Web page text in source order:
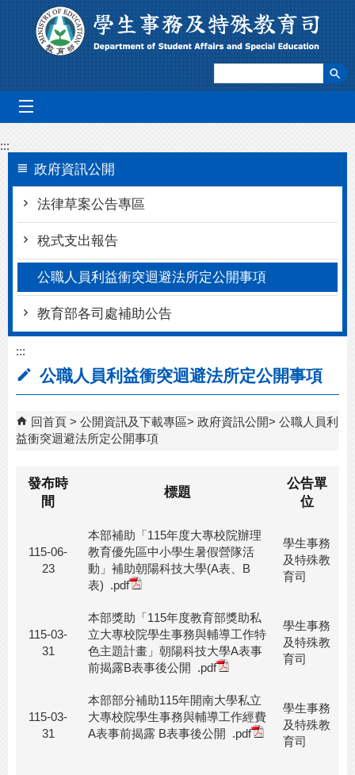
跳到主要內容區塊
:::
政府資訊公開
法律草案公告專區
稅式支出報告
公職人員利益衝突迴避法所定公開事項
教育部各司處補助公告
:::
公職人員利益衝突迴避法所定公開事項
回首頁 公開資訊及下載專區 政府資訊公開
公職人員利
益衝突迴避法所定公開事項
發布時
間
標題
公告單
位
115-06-
23
本部補助「115年度大專校院辦理
教育優先區中小學生暑假營隊活
動」補助朝陽科技大學(A表、B
表) .pdf
學生事務
及特殊教
育司
115-03-
31
本部獎助「115年度教育部獎助私
立大專校院學生事務與輔導工作特
色主題計畫」朝陽科技大學A表事
前揭露B表事後公開 .pdf
學生事務
及特殊教
育司
115-03-
31
本部部分補助115年開南大學私立
大專校院學生事務與輔導工作經費
A表事前揭露 B表事後公開 .pdf
學生事務
及特殊教
育司